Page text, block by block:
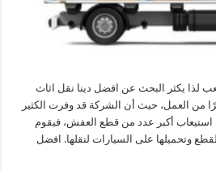
لذا يكثر البحث عن افضل دينا نقل اثاث
من العمل، حيث أن الشركة قد وفرت الكثير
استيعاب أكبر عدد من قطع العفش، فيقوم
وتحميلها على السيارات لنقلها. افضل